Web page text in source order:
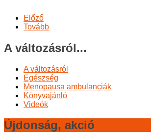
Előző
Tovább
A változásról...
A változásról
Egészség
Menopausa ambulanciák
Könyvajánló
Videók
Újdonság, akció